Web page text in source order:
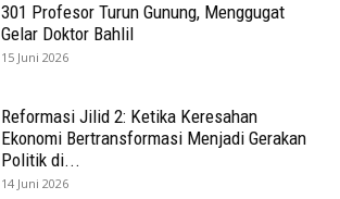
301 Profesor Turun Gunung, Menggugat
Gelar Doktor Bahlil
15 Juni 2026
Reformasi Jilid 2: Ketika Keresahan
Ekonomi Bertransformasi Menjadi Gerakan
Politik di...
14 Juni 2026